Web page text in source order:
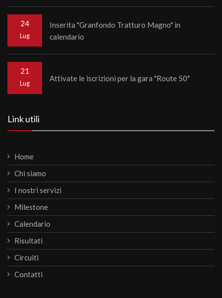
24
Lug
Inserita "Granfondo Tratturo Magno" in
calendario
21
Lug
Attivate le iscrizioni per la gara "Route 50"
Link utili
Home
Chi siamo
I nostri servizi
Milestone
Calendario
Risultati
Circuiti
Contatti